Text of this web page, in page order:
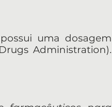
uma dosagem
Administration).